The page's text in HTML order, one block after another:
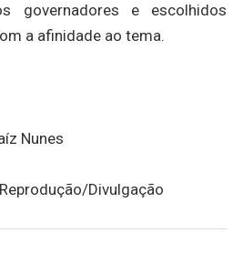
governadores e escolhidos
a afinidade ao tema.
Nunes
Divulgação